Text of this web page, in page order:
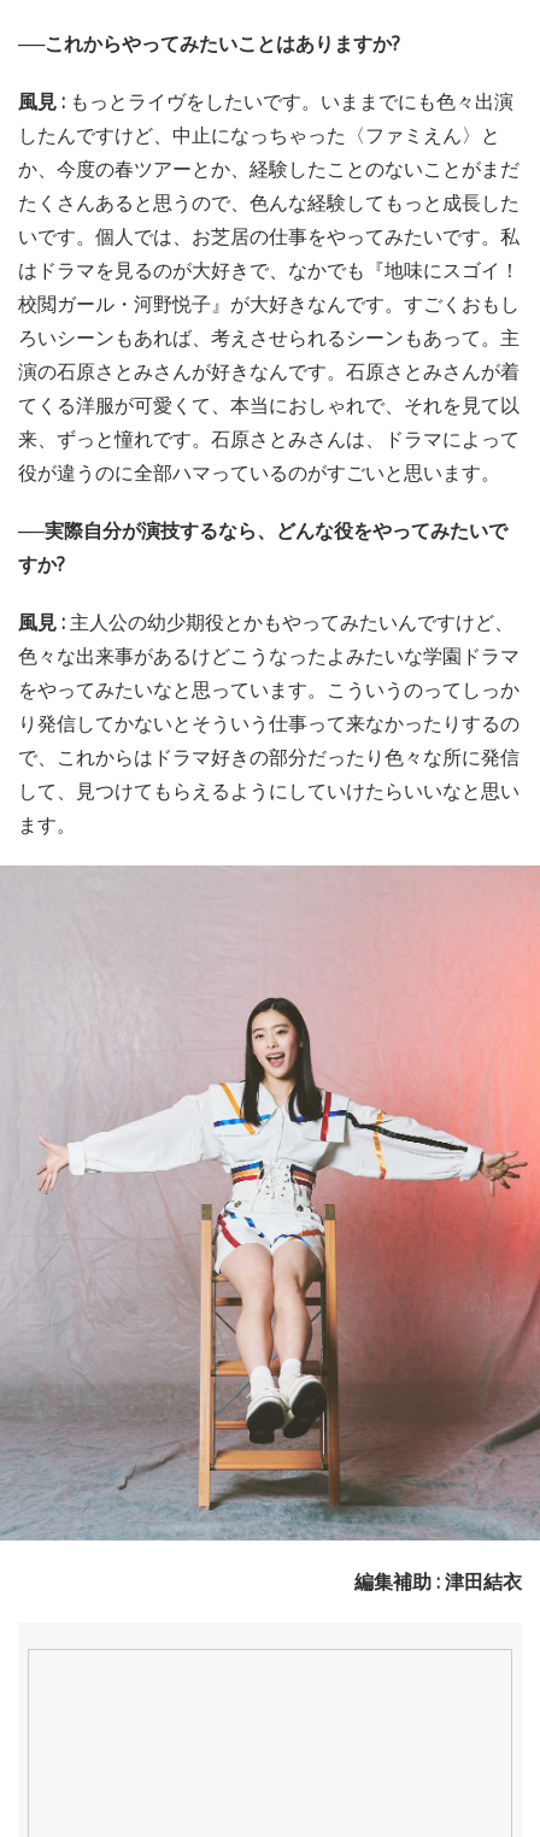
──これからやってみたいことはありますか?
風見 : もっとライヴをしたいです。いままでにも色々出演
したんですけど、中止になっちゃった〈ファミえん〉と
か、今度の春ツアーとか、経験したことのないことがまだ
たくさんあると思うので、色んな経験してもっと成長した
いです。個人では、お芝居の仕事をやってみたいです。私
はドラマを見るのが大好きで、なかでも『地味にスゴイ！
校閲ガール・河野悦子』が大好きなんです。すごくおもし
ろいシーンもあれば、考えさせられるシーンもあって。主
演の石原さとみさんが好きなんです。石原さとみさんが着
てくる洋服が可愛くて、本当におしゃれで、それを見て以
来、ずっと憧れです。石原さとみさんは、ドラマによって
役が違うのに全部ハマっているのがすごいと思います。
──実際自分が演技するなら、どんな役をやってみたいで
すか?
風見 : 主人公の幼少期役とかもやってみたいんですけど、
色々な出来事があるけどこうなったよみたいな学園ドラマ
をやってみたいなと思っています。こういうのってしっか
り発信してかないとそういう仕事って来なかったりするの
で、これからはドラマ好きの部分だったり色々な所に発信
して、見つけてもらえるようにしていけたらいいなと思い
ます。
編集補助 : 津田結衣